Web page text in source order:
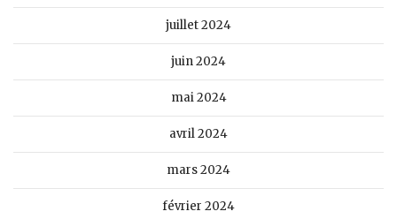
juillet 2024
juin 2024
mai 2024
avril 2024
mars 2024
février 2024